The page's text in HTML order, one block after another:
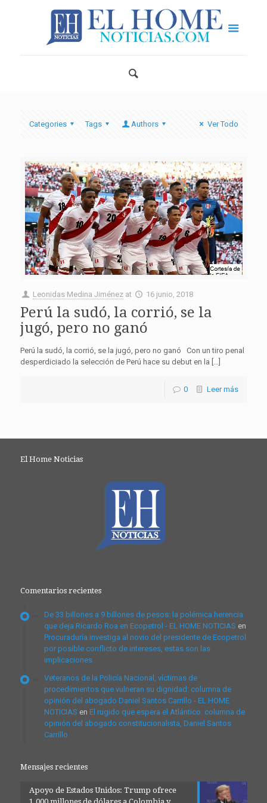
Categories Tags Authors Ver Todo
Leonidas Medina Jiménez at 16 junio, 2018
Perú la sudó, la corrió, se la
jugó, pero no ganó
Perú la sudó, la corrió, se la jugó, pero no ganó Con un tiro penal
desperdiciado la selección de Perú hace su debut en la […]
0 Leer más
El Home Noticias
Comentarios recientes
De 33 billones a 9 billones de pesos: la polémica herencia
que deja Ricardo Roa en Ecopetrol - EL HOME NOTICIAS en
Procuraduría investiga al novio del presidente de Ecopetrol
por posible conflicto de intereses, estas son las
implicaciones
Veteranos de la Policía Nacional, víctimas de
procedimientos que vulneran su dignidad: columna de
opinión del abogado Daniel Santos Carrillo - EL HOME
NOTICIAS en El rugido que espera el Atlántico: columna de
opinión del abogado constitucionalista, Daniel Santos
Carrillo
Mensajes recientes
Apoyo de Estados Unidos: Trump ofrece